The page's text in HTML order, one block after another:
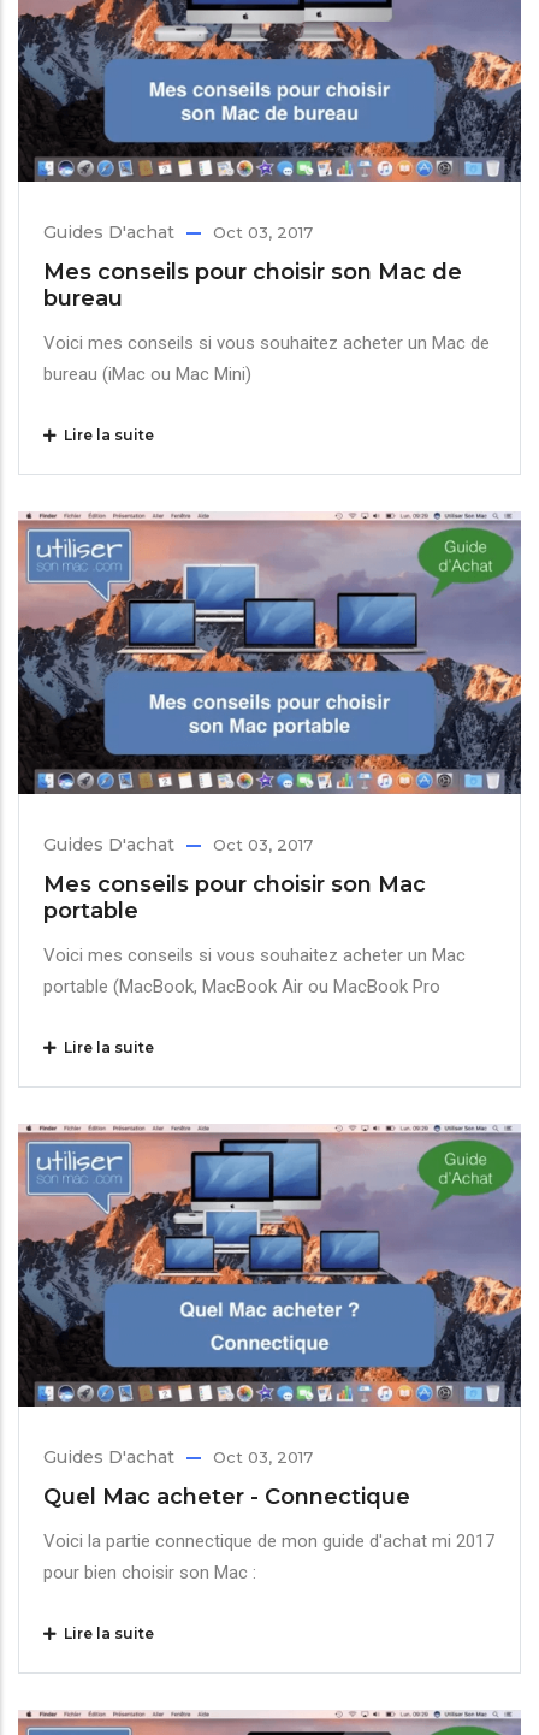
Guides D'achat Oct 03, 2017
Mes conseils pour choisir son Mac de
bureau
Voici mes conseils si vous souhaitez acheter un Mac de
bureau (iMac ou Mac Mini)
Lire la suite
Guides D'achat Oct 03, 2017
Mes conseils pour choisir son Mac
portable
Voici mes conseils si vous souhaitez acheter un Mac
portable (MacBook, MacBook Air ou MacBook Pro
Lire la suite
Guides D'achat Oct 03, 2017
Quel Mac acheter - Connectique
Voici la partie connectique de mon guide d'achat mi 2017
pour bien choisir son Mac :
Lire la suite